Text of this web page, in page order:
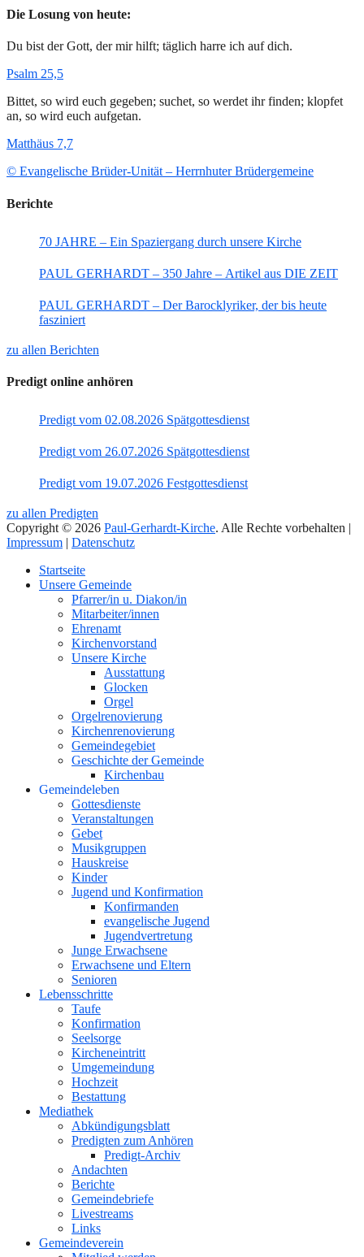
Die Losung von heute:
Du bist der Gott, der mir hilft; täglich harre ich auf dich.
Psalm 25,5
Bittet, so wird euch gegeben; suchet, so werdet ihr finden; klopfet
an, so wird euch aufgetan.
Matthäus 7,7
© Evangelische Brüder-Unität – Herrnhuter Brüdergemeine
Berichte
70 JAHRE – Ein Spaziergang durch unsere Kirche
PAUL GERHARDT – 350 Jahre – Artikel aus DIE ZEIT
PAUL GERHARDT – Der Barocklyriker, der bis heute
fasziniert
zu allen Berichten
Predigt online anhören
Predigt vom 02.08.2026 Spätgottesdienst
Predigt vom 26.07.2026 Spätgottesdienst
Predigt vom 19.07.2026 Festgottesdienst
zu allen Predigten
Copyright © 2026 Paul-Gerhardt-Kirche. Alle Rechte vorbehalten |
Impressum | Datenschutz
oben
Startseite
Unsere Gemeinde
Pfarrer/in u. Diakon/in
Mitarbeiter/innen
Ehrenamt
Kirchenvorstand
Unsere Kirche
Ausstattung
Glocken
Orgel
Orgelrenovierung
Kirchenrenovierung
Gemeindegebiet
Geschichte der Gemeinde
Kirchenbau
Gemeindeleben
Gottesdienste
Veranstaltungen
Gebet
Musikgruppen
Hauskreise
Kinder
Jugend und Konfirmation
Konfirmanden
evangelische Jugend
Jugendvertretung
Junge Erwachsene
Erwachsene und Eltern
Senioren
Lebensschritte
Taufe
Konfirmation
Seelsorge
Kircheneintritt
Umgemeindung
Hochzeit
Bestattung
Mediathek
Abkündigungsblatt
Predigten zum Anhören
Predigt-Archiv
Andachten
Berichte
Gemeindebriefe
Livestreams
Links
Gemeindeverein